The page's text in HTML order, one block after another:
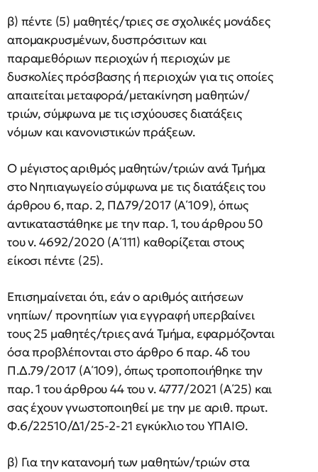
β) πέντε (5) μαθητές/τριες σε σχολικές μονάδες
απομακρυσμένων, δυσπρόσιτων και
παραμεθόριων περιοχών ή περιοχών με
δυσκολίες πρόσβασης ή περιοχών για τις οποίες
απαιτείται μεταφορά/μετακίνηση μαθητών/
τριών, σύμφωνα με τις ισχύουσες διατάξεις
νόμων και κανονιστικών πράξεων.
Ο μέγιστος αριθμός μαθητών/τριών ανά Τμήμα
στο Νηπιαγωγείο σύμφωνα με τις διατάξεις του
άρθρου 6, παρ. 2, ΠΔ79/2017 (Α΄109), όπως
αντικαταστάθηκε με την παρ. 1, του άρθρου 50
του ν. 4692/2020 (Α΄111) καθορίζεται στους
είκοσι πέντε (25).
Επισημαίνεται ότι, εάν ο αριθμός αιτήσεων
νηπίων/ προνηπίων για εγγραφή υπερβαίνει
τους 25 μαθητές/τριες ανά Τμήμα, εφαρμόζονται
όσα προβλέπονται στο άρθρο 6 παρ. 4δ του
Π.Δ.79/2017 (Α΄109), όπως τροποποιήθηκε την
παρ. 1 του άρθρου 44 του ν. 4777/2021 (Α΄25) και
σας έχουν γνωστοποιηθεί με την με αριθ. πρωτ.
Φ.6/22510/Δ1/25-2-21 εγκύκλιο του ΥΠΑΙΘ.
β) Για την κατανομή των μαθητών/τριών στα